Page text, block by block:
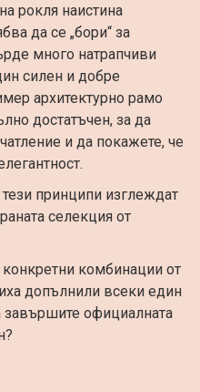
рокля наистина
да се „бори“ за
много натрапчиви
силен и добре
архитектурно рамо
достатъчен, за да
и да покажете, че
принципи изглеждат
селекция от
комбинации от
допълнили всеки един
завършите официалната